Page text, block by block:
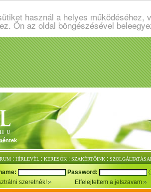
használ a helyes
Ön az oldal böngészésével
: HÍRLEVÉL : KERESŐK : SZAKÉRTŐINK :
Password:
szeretnék!
Elfelejtettem a jelszavam